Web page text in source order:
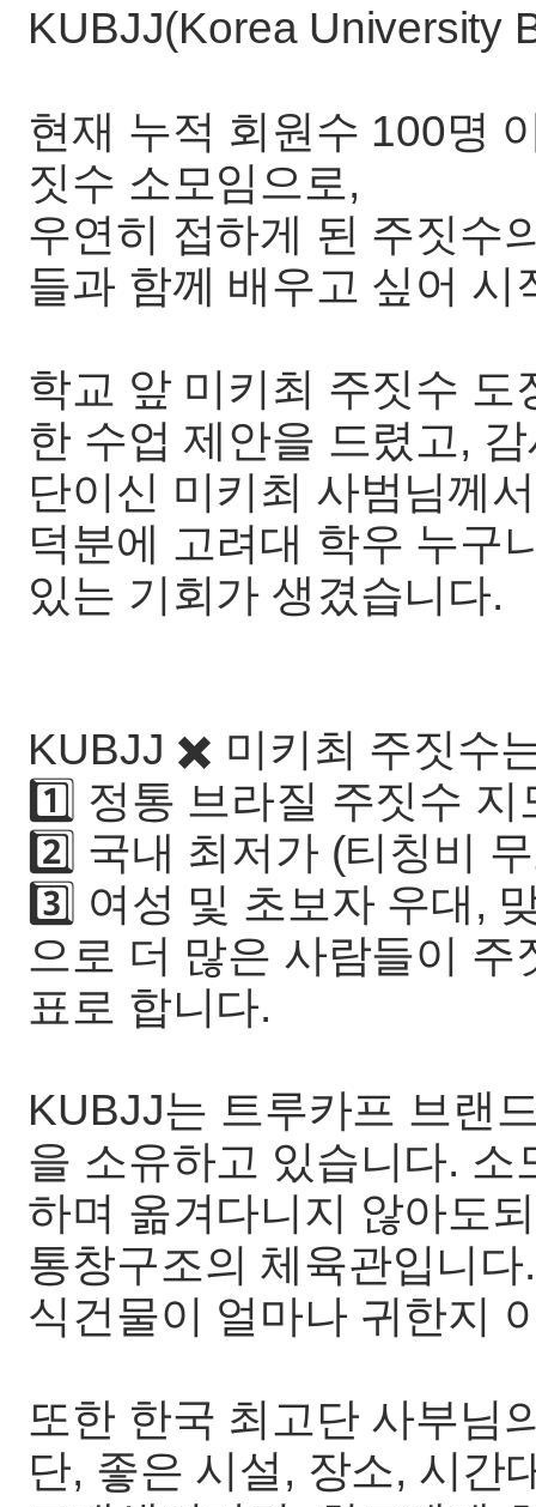
KUBJJ(Korea University
현재 누적 회원수 100명
짓수 소모임으로,
우연히 접하게 된 주짓수
들과 함께 배우고 싶어 시
학교 앞 미키최 주짓수
한 수업 제안을 드렸고,
단이신 미키최 사범님께
덕분에 고려대 학우 누구
있는 기회가 생겼습니다.
KUBJJ ✖️ 미키최 주짓수
1️⃣ 정통 브라질 주짓수 지
2️⃣ 국내 최저가 (티칭비
3️⃣ 여성 및 초보자 우대,
으로 더 많은 사람들이
표로 합니다.
KUBJJ는 트루카프 브랜
을 소유하고 있습니다.
하며 옮겨다니지 않아도
통창구조의 체육관입니
식건물이 얼마나 귀한지
또한 한국 최고단 사부님
단, 좋은 시설, 장소, 시간